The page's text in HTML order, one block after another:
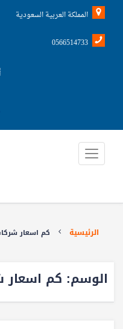
المملكة العربية السعودية
0566514733
الرئيسية كم اسعار
الوسم: كم